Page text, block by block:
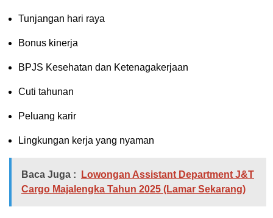
Tunjangan hari raya
Bonus kinerja
BPJS Kesehatan dan Ketenagakerjaan
Cuti tahunan
Peluang karir
Lingkungan kerja yang nyaman
Baca Juga :
Lowongan Assistant Department J&T
Cargo Majalengka Tahun 2025 (Lamar Sekarang)